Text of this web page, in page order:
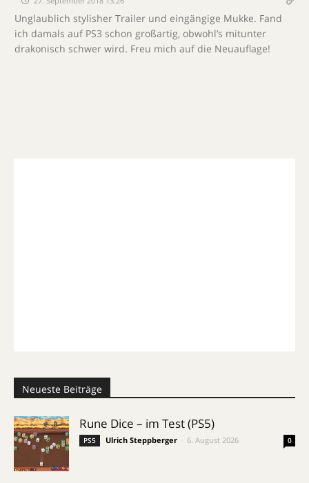
Unglaublich stylisher Trailer und eingängige Mukke. Fand
ich damals auf PS3 schon großartig, obwohl’s mitunter
drakonisch schwer wird. Freu mich auf die Neuauflage!
Neueste Beiträge
Rune Dice – im Test (PS5)
PS5 Ulrich Steppberger 6. August 2026 0